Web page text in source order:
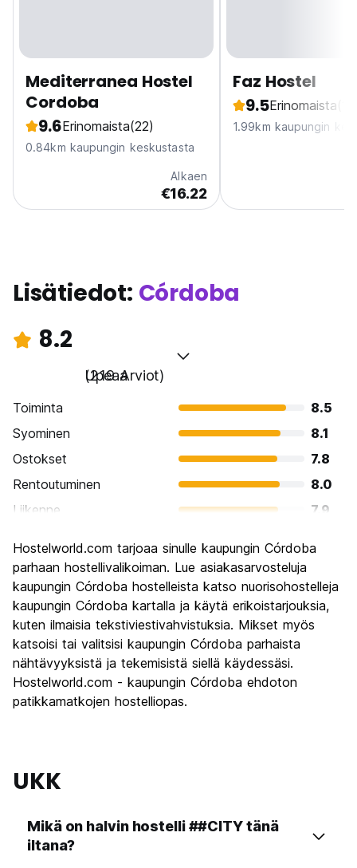
Mediterranea Hostel
Cordoba
9.6Erinomaista(22)
0.84km kaupungin keskustasta
Alkaen
€16.22
Faz Hostel
9.5Erinomaista
1.99km kaupungin
Lisätiedot: Córdoba
8.2
Upeaa
(219 Arviot)
Toiminta
8.5
Syominen
8.1
Ostokset
7.8
Rentoutuminen
8.0
Liikenne
7.9
Kulttuuri
Yöelämä
8.3
Rahanarvoinen
8.1
Hostelworld.com tarjoaa sinulle kaupungin Córdoba
parhaan hostellivalikoiman. Lue asiakasarvosteluja
kaupungin Córdoba hostelleista katso nuorisohostelleja
kaupungin Córdoba kartalla ja käytä erikoistarjouksia,
kuten ilmaisia tekstiviestivahvistuksia. Mikset myös
katsoisi tai valitsisi kaupungin Córdoba parhaista
nähtävyyksistä ja tekemisistä siellä käydessäsi.
Hostelworld.com - kaupungin Córdoba ehdoton
patikkamatkojen hostelliopas.
UKK
Mikä on halvin hostelli ##CITY tänä
iltana?